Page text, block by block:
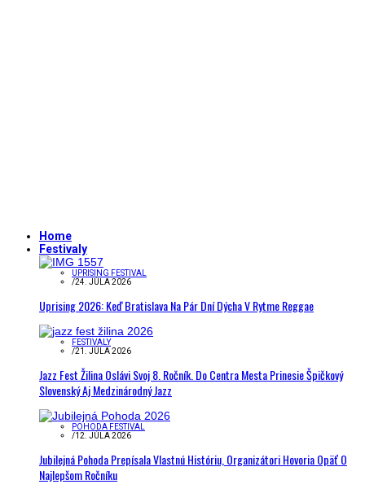
Home
Festivaly
UPRISING FESTIVAL
/24. JÚLA 2026
Uprising 2026: Keď Bratislava Na Pár Dní Dýcha V Rytme Reggae
FESTIVALY
/21. JÚLA 2026
Jazz Fest Žilina Oslávi Svoj 8. Ročník. Do Centra Mesta Prinesie Špičkový
Slovenský Aj Medzinárodný Jazz
POHODA FESTIVAL
/12. JÚLA 2026
Jubilejná Pohoda Prepísala Vlastnú Históriu, Organizátori Hovoria Opäť O
Najlepšom Ročníku